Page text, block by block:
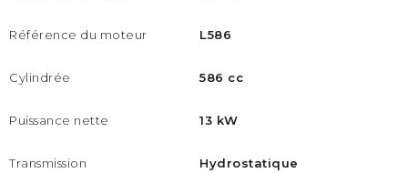
Référence du moteur
Cylindrée
Puissance nette
Transmission
L586
586 cc
13 kW
Hydrostatique